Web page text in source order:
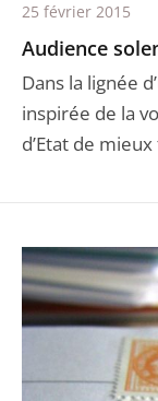
Audience
Dans la lignée
inspirée de la
d’Etat de
25 février 2015